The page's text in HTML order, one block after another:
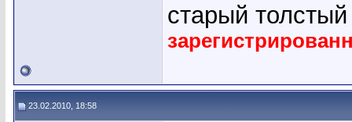
старый
23.02.2010, 18:58